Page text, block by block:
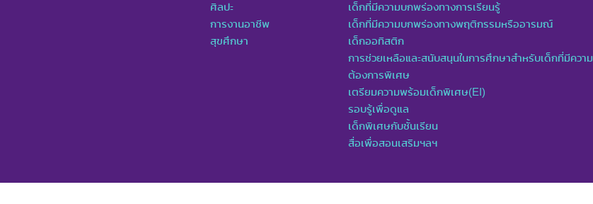
ศิลปะ
การงานอาชีพ
สุขศึกษา
เด็กที่มีความบกพร่องทางการเรียนรู้
เด็กที่มีความบกพร่องทางพฤติกรรมหรืออารมณ์
เด็กออทิสติก
การช่วยเหลือและสนับสนุนในการศึกษาสำหรับเด็กที่มีความ
ต้องการพิเศษ
เตรียมความพร้อมเด็กพิเศษ(EI)
รอบรู้เพื่อดูแล
เด็กพิเศษกับชั้นเรียน
สื่อเพื่อสอนเสริมฯลฯ